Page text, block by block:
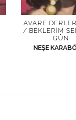
AVARE
/ BEKLERIM
GÜN
NEŞE